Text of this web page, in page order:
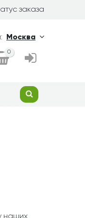
заказа
Москва
0